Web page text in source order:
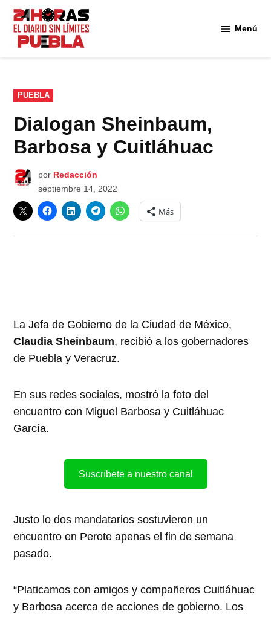
Saltar
contenido
Menú
PUBLICADO
EN
PUEBLA
Dialogan Sheinbaum,
Barbosa y Cuitláhuac
por Redacción
septiembre 14, 2022
Más
La Jefa de Gobierno de la Ciudad de México,
Claudia Sheinbaum, recibió a los gobernadores
de Puebla y Veracruz.
En sus redes sociales, mostró la foto del
encuentro con Miguel Barbosa y Cuitláhuac
García.
Suscríbete a nuestro canal
Justo lo dos mandatarios sostuvieron un
encuentro en Perote apenas el fin de semana
pasado.
“Platicamos con amigos y compañeros Cuitláhuac
y Barbosa acerca de acciones de gobierno. Los